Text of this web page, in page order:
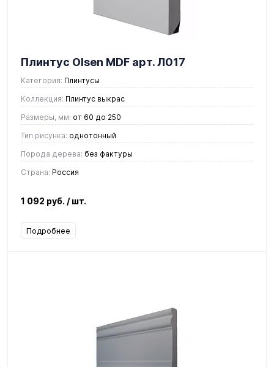
Плинтус Olsen MDF арт. Л017
Категория: Плинтусы
Коллекция: Плинтус выкрас
Размеры, мм: от 60 до 250
Тип рисунка: однотонный
Порода дерева: без фактуры
Страна: Россия
1 092 руб. / шт.
Подробнее